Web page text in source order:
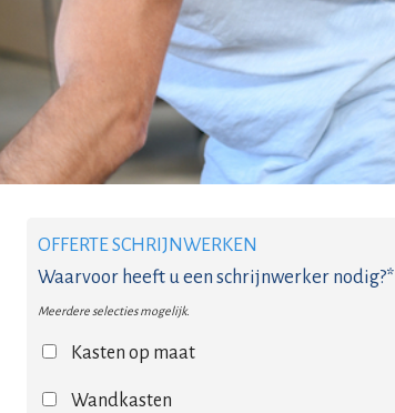
OFFERTE SCHRIJNWERKEN
Waarvoor heeft u een schrijnwerker nodig?*
Meerdere selecties mogelijk.
Kasten op maat
Wandkasten